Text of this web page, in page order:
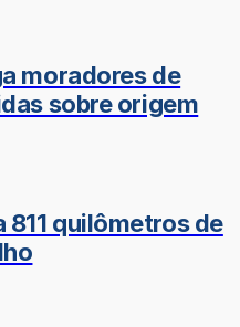
moradores de
sobre origem
811 quilômetros de